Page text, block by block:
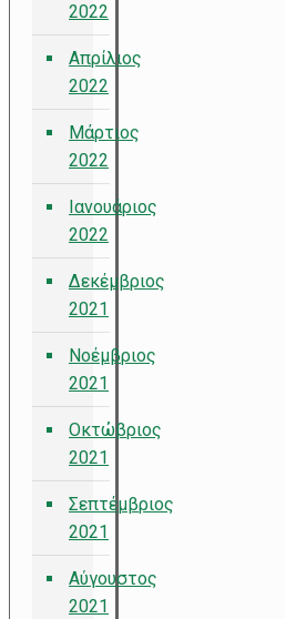
2022
Απρίλιος
2022
Μάρτιος
2022
Ιανουάριος
2022
Δεκέμβριος
2021
Νοέμβριος
2021
Οκτώβριος
2021
Σεπτέμβριος
2021
Αύγουστος
2021